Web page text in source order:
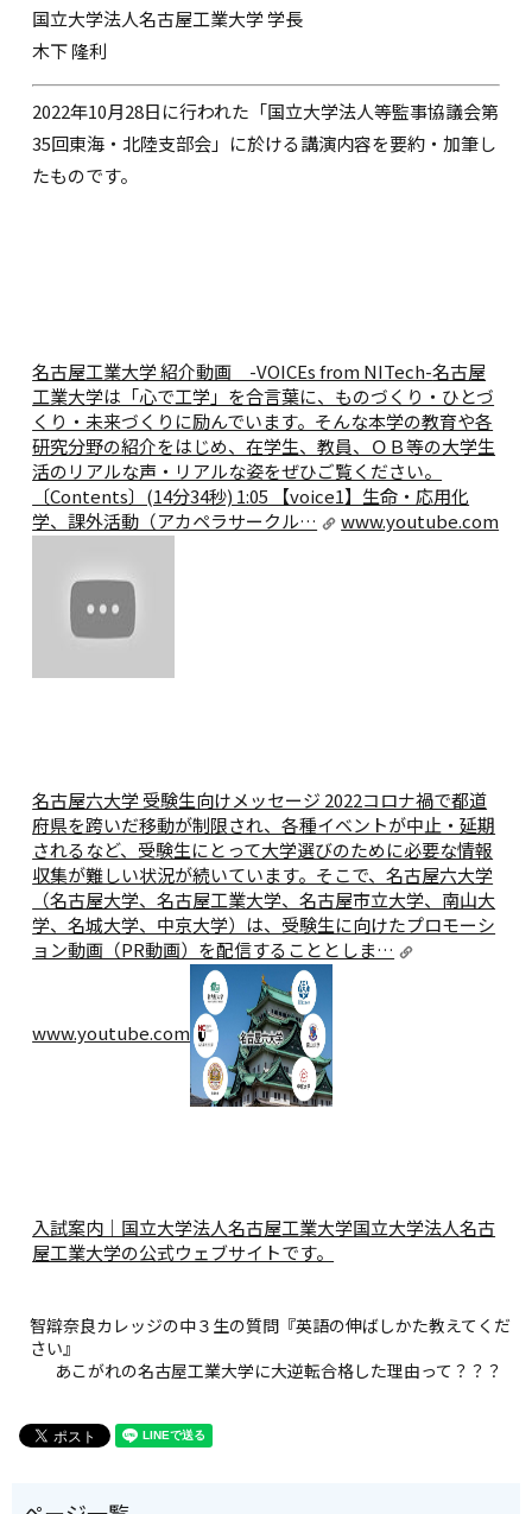
国立大学法人名古屋工業大学 学長
木下 隆利
2022年10月28日に行われた「国立大学法人等監事協議会第
35回東海・北陸支部会」に於ける講演内容を要約・加筆し
たものです。
名古屋工業大学 紹介動画 -VOICEs from NITech-名古屋
工業大学は「心で工学」を合言葉に、ものづくり・ひとづ
くり・未来づくりに励んでいます。そんな本学の教育や各
研究分野の紹介をはじめ、在学生、教員、ＯＢ等の大学生
活のリアルな声・リアルな姿をぜひご覧ください。
〔Contents〕(14分34秒) 1:05 【voice1】生命・応用化
学、課外活動（アカペラサークル…
www.youtube.com
名古屋六大学 受験生向けメッセージ 2022コロナ禍で都道
府県を跨いだ移動が制限され、各種イベントが中止・延期
されるなど、受験生にとって大学選びのために必要な情報
収集が難しい状況が続いています。そこで、名古屋六大学
（名古屋大学、名古屋工業大学、名古屋市立大学、南山大
学、名城大学、中京大学）は、受験生に向けたプロモーシ
ョン動画（PR動画）を配信することとしま…
www.youtube.com
入試案内｜国立大学法人名古屋工業大学国立大学法人名古
屋工業大学の公式ウェブサイトです。
智辯奈良カレッジの中３生の質問『英語の伸ばしかた教えてくだ
さい』
あこがれの名古屋工業大学に大逆転合格した理由って？？？